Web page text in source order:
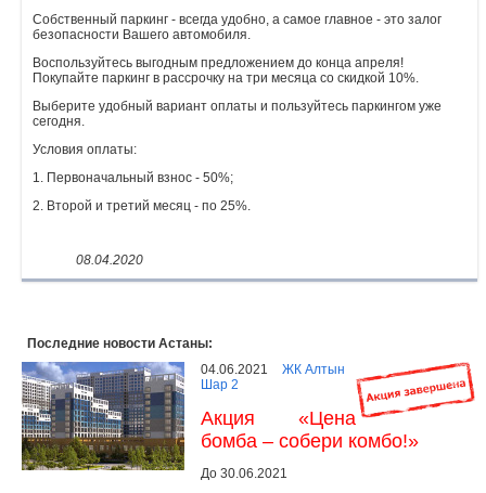
Собственный паркинг - всегда удобно, а самое главное - это залог
безопасности Вашего автомобиля.
Воспользуйтесь выгодным предложением до конца апреля!
Покупайте паркинг в рассрочку на три месяца со скидкой 10%.
Выберите удобный вариант оплаты и пользуйтесь паркингом уже
сегодня.
Условия оплаты:
1. Первоначальный взнос - 50%;
2. Второй и третий месяц - по 25%.
08.04.2020
Последние новости Астаны:
04.06.2021
ЖК Алтын
Шар 2
Акция «Цена
бомба – собери комбо!»
До 30.06.2021